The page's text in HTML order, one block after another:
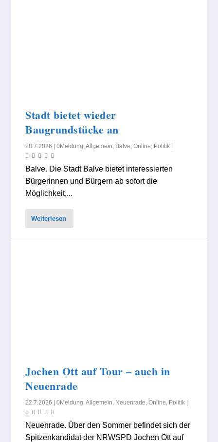
Stadt bietet wieder
Baugrundstücke an
28.7.2026 |0Meldung,Allgemein, Balve,Online, Politik
Balve. Die Stadt Balve bietet interessierten
Bürgerinnen und Bürgern ab sofort die
Möglichkeit,...
Weiterlesen
Jochen Ott auf Tour – auch in
Neuenrade
22.7.2026 |0Meldung,Allgemein, Neuenrade,Online, Politik
Neuenrade. Über den Sommer befindet sich der
Spitzenkandidat der NRWSPD Jochen Ott auf